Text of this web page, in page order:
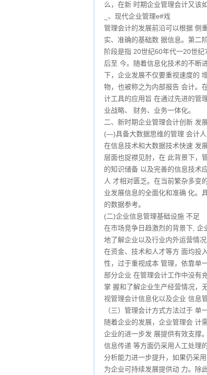
么，在新 时期企业管理会计又该
_、现代企业管理e#戏
管理会计的发展前沿可以根据 侧
实、准确的基础数 据信息。第二
阶段是指 20世纪60年代一20世
后至 今。随着信息化技术的不断
下，企业发展不仅要重视速度的
物，也被称之为内部报告 会计。
计工具的应用旨 在通过先进的管
业战略、 财务、业务一体化。
二、新时期企业管理会计创新 发
(—)具备大数据思维的管理 会计
在信息技术和大数据技术快速 发
层面也捉襟见肘，在 此背景下，
的知识储备 以及完善的信息技术
人 才相对匮乏。在当前繁杂多变
业发展信息的全面化和准确 化。
的数据参考。
(二)企业信息管理基础设施 不足
在市场竞争日趋激烈的背景下,
地了解企业以及行业内外运营情
在资金、技术和人才等方 面均投
性，过于重视成本 管理，依靠单
部分企业 在管理会计工作中没有
掌 握和了解企业生产经营情况，
视管理会计信息化以及企业 信息
（三）管理会计方式方法过于 单
随着企业的发展，企业管理会 计
企业的进一步发 展提供有效支撑
信息传递 等方面仍采用人工处理
分析能力进一步提升，如果仍采
为企业可持续发展提供动 力。除